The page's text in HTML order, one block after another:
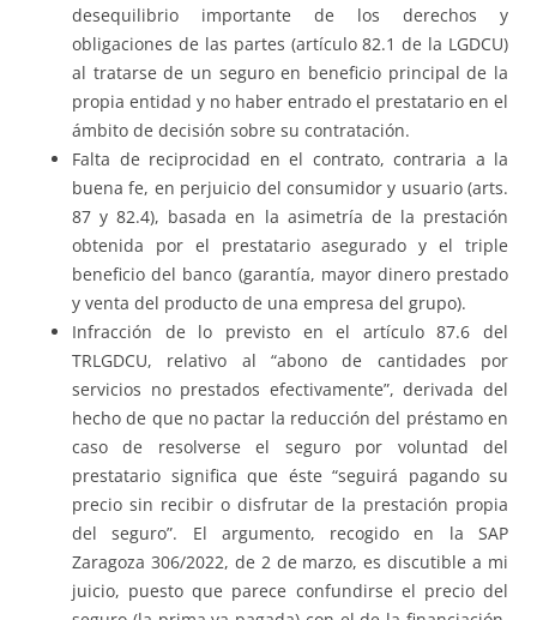
desequilibrio importante de los derechos y
obligaciones de las partes (artículo 82.1 de la LGDCU)
al tratarse de un seguro en beneficio principal de la
propia entidad y no haber entrado el prestatario en el
ámbito de decisión sobre su contratación.
Falta de reciprocidad en el contrato, contraria a la
buena fe, en perjuicio del consumidor y usuario (arts.
87 y 82.4), basada en la asimetría de la prestación
obtenida por el prestatario asegurado y el triple
beneficio del banco (garantía, mayor dinero prestado
y venta del producto de una empresa del grupo).
Infracción de lo previsto en el artículo 87.6 del
TRLGDCU, relativo al “abono de cantidades por
servicios no prestados efectivamente”, derivada del
hecho de que no pactar la reducción del préstamo en
caso de resolverse el seguro por voluntad del
prestatario significa que éste “seguirá pagando su
precio sin recibir o disfrutar de la prestación propia
del seguro”. El argumento, recogido en la SAP
Zaragoza 306/2022, de 2 de marzo, es discutible a mi
juicio, puesto que parece confundirse el precio del